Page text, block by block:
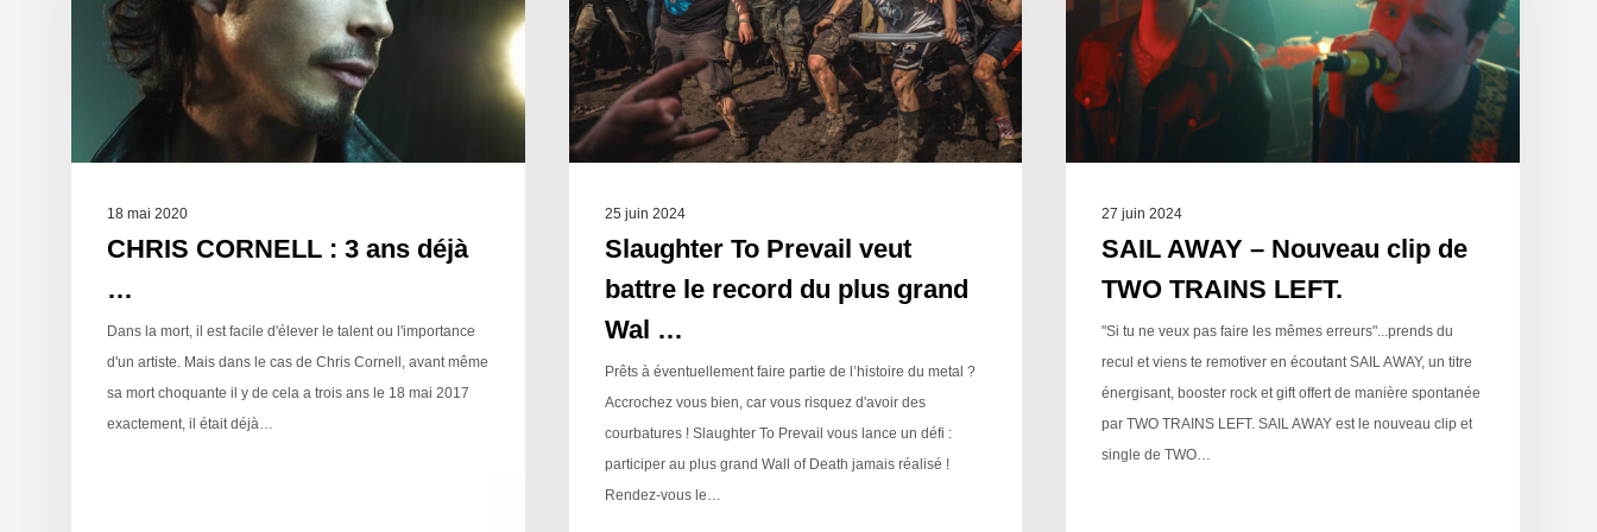
18 mai 2020
CHRIS CORNELL : 3 ans déjà
…
Dans la mort, il est facile d'élever le talent ou l'importance
d'un artiste. Mais dans le cas de Chris Cornell, avant même
sa mort choquante il y de cela a trois ans le 18 mai 2017
exactement, il était déjà…
25 juin 2024
Slaughter To Prevail veut
battre le record du plus grand
Wal …
Prêts à éventuellement faire partie de l’histoire du metal ?
Accrochez vous bien, car vous risquez d'avoir des
courbatures ! Slaughter To Prevail vous lance un défi :
participer au plus grand Wall of Death jamais réalisé !
Rendez-vous le…
27 juin 2024
SAIL AWAY – Nouveau clip de
TWO TRAINS LEFT.
"Si tu ne veux pas faire les mêmes erreurs"...prends du
recul et viens te remotiver en écoutant SAIL AWAY, un titre
énergisant, booster rock et gift offert de manière spontanée
par TWO TRAINS LEFT. SAIL AWAY est le nouveau clip et
single de TWO…